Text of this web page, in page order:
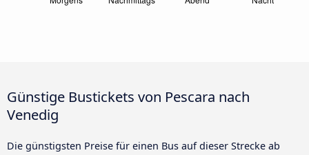
Günstige Bustickets von Pescara nach
Venedig
Die günstigsten Preise für einen Bus auf dieser Strecke ab